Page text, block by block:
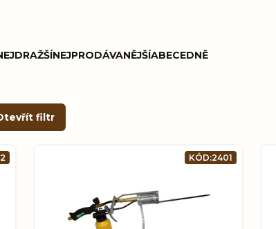
NEJPRODÁVANĚJŠÍABECEDNĚ
filtr
KÓD:2401